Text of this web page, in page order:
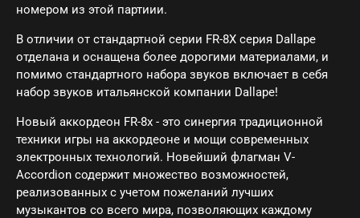
номером из этой партиии.
В отличии от стандартной серии FR-8X серия Dallape
отделана и оснащена более дорогими материалами, и
помимо стандартного набора звуков включает в себя
набор звуков итальянской компании Dallape!
Новый аккордеон FR-8x - это синергия традиционной
техники игры на аккордеоне и мощи современных
электронных технологий. Новейший флагман V-
Accordion содержит множество возможностей,
реализованных с учетом пожеланий лучших
музыкантов со всего мира, позволяющих каждому